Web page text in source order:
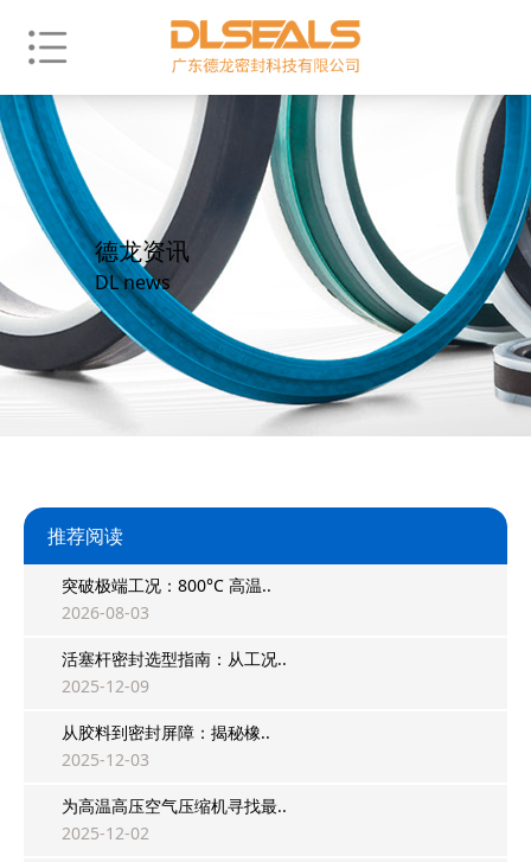
德龙资讯
DL news
推荐阅读
突破极端工况：800°C 高温..
2026-08-03
活塞杆密封选型指南：从工况..
2025-12-09
从胶料到密封屏障：揭秘橡..
2025-12-03
为高温高压空气压缩机寻找最..
2025-12-02